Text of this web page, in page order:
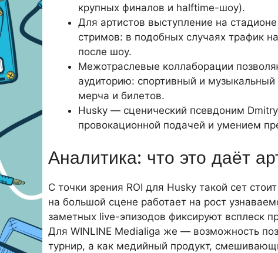
крупных финалов и halftime-шоу).
Для артистов выступление на
стримов: в подобных случаях трафик
после шоу.
Межотраслевые коллаборации
аудиторию: спортивный и
мерча и билетов.
Husky — сценический псевдоним
провокационной подачей и умением
Аналитика: что это даёт
С точки зрения ROI для Husky такой сет
на большой сцене работает на рост
заметных live-эпизодов фиксируют всплеск
Для WINLINE Medialiga же — возможность
турнир, а как медийный продукт,